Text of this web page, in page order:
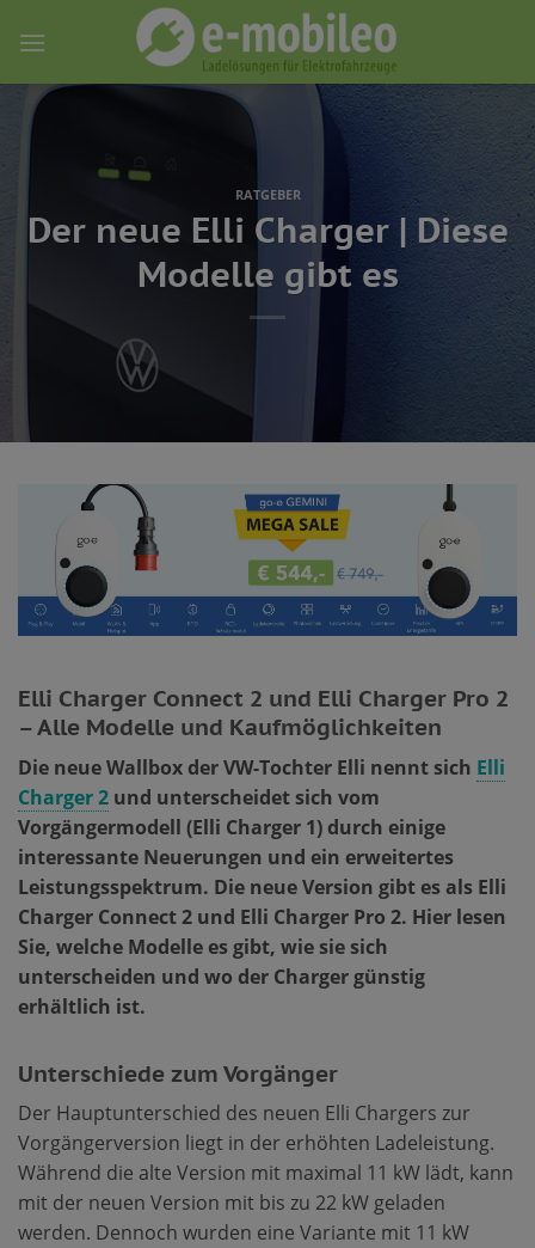
RATGEBER
Der neue Elli Charger | Diese
Modelle gibt es
Elli Charger Connect 2 und Elli Charger Pro 2
– Alle Modelle und Kaufmöglichkeiten
Die neue Wallbox der VW-Tochter Elli nennt sich Elli
Charger 2 und unterscheidet sich vom
Vorgängermodell (Elli Charger 1) durch einige
interessante Neuerungen und ein erweitertes
Leistungsspektrum. Die neue Version gibt es als Elli
Charger Connect 2 und Elli Charger Pro 2. Hier lesen
Sie, welche Modelle es gibt, wie sie sich
unterscheiden und wo der Charger günstig
erhältlich ist.
Unterschiede zum Vorgänger
Der Hauptunterschied des neuen Elli Chargers zur
Vorgängerversion liegt in der erhöhten Ladeleistung.
Während die alte Version mit maximal 11 kW lädt, kann
mit der neuen Version mit bis zu 22 kW geladen
werden. Dennoch wurden eine Variante mit 11 kW